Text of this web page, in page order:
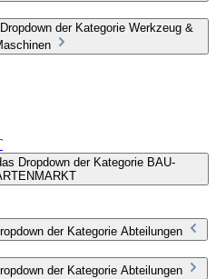
der Kategorie Werkzeug &
Dropdown der Kategorie BAU-
der Kategorie Abteilungen
der Kategorie Abteilungen